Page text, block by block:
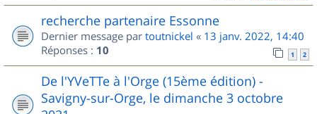
recherche partenaire Essonne
Dernier message par toutnickel « 13 janv. 2022, 14:40
Réponses : 10 1 2
De l'YVeTTe à l'Orge (15ème édition) -
Savigny-sur-Orge, le dimanche 3 octobre